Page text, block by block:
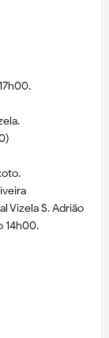
Vizela S. Adrião
14h00.